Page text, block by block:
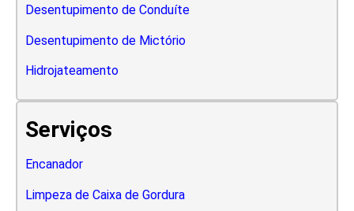
Desentupimento de Conduíte
Desentupimento de Mictório
Hidrojateamento
Serviços
Encanador
Limpeza de Caixa de Gordura